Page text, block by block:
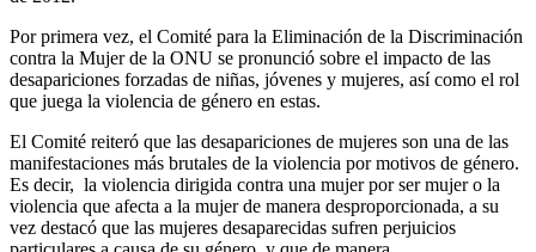
Por primera vez, el Comité para la Eliminación de la Discriminación
contra la Mujer de la ONU se pronunció sobre el impacto de las
desapariciones forzadas de niñas, jóvenes y mujeres, así como el rol
que juega la violencia de género en estas.
El Comité reiteró que las desapariciones de mujeres son una de las
manifestaciones más brutales de la violencia por motivos de género.
Es decir, la violencia dirigida contra una mujer por ser mujer o la
violencia que afecta a la mujer de manera desproporcionada, a su
vez destacó que las mujeres desaparecidas sufren perjuicios